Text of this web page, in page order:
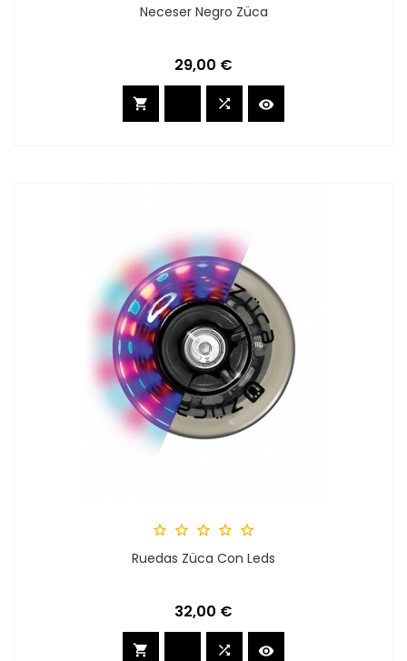
Neceser Negro Züca
Preis
29,00 €
  
    
Ruedas Züca Con Leds
Preis
32,00 €
  